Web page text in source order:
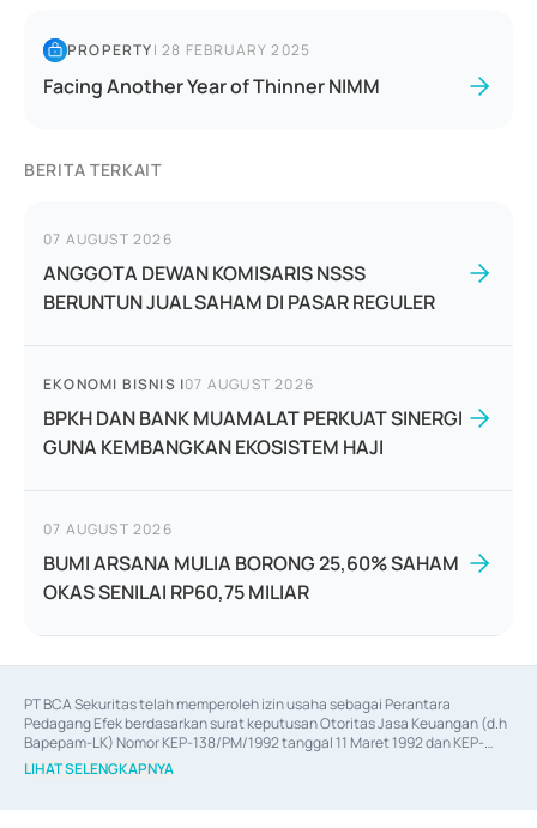
PROPERTY|28 FEBRUARY 2025
Facing Another Year of Thinner NIMM
BERITA TERKAIT
07 AUGUST 2026
ANGGOTA DEWAN KOMISARIS NSSS
BERUNTUN JUAL SAHAM DI PASAR REGULER
EKONOMI BISNIS |07 AUGUST 2026
BPKH DAN BANK MUAMALAT PERKUAT SINERGI
GUNA KEMBANGKAN EKOSISTEM HAJI
07 AUGUST 2026
BUMI ARSANA MULIA BORONG 25,60% SAHAM
OKAS SENILAI RP60,75 MILIAR
PT BCA Sekuritas telah memperoleh izin usaha sebagai Perantara
Pedagang Efek berdasarkan surat keputusan Otoritas Jasa Keuangan (d.h
Bapepam-LK) Nomor KEP-138/PM/1992 tanggal 11 Maret 1992 dan KEP-
06/D.04/2014 tanggal 28 Februari 2014, izin usaha sebagai Penjamin Emisi
Efek berdasarkan surat keputusan Otoritas Jasa Keuangan Nomor KEP-
LIHAT SELENGKAPNYA